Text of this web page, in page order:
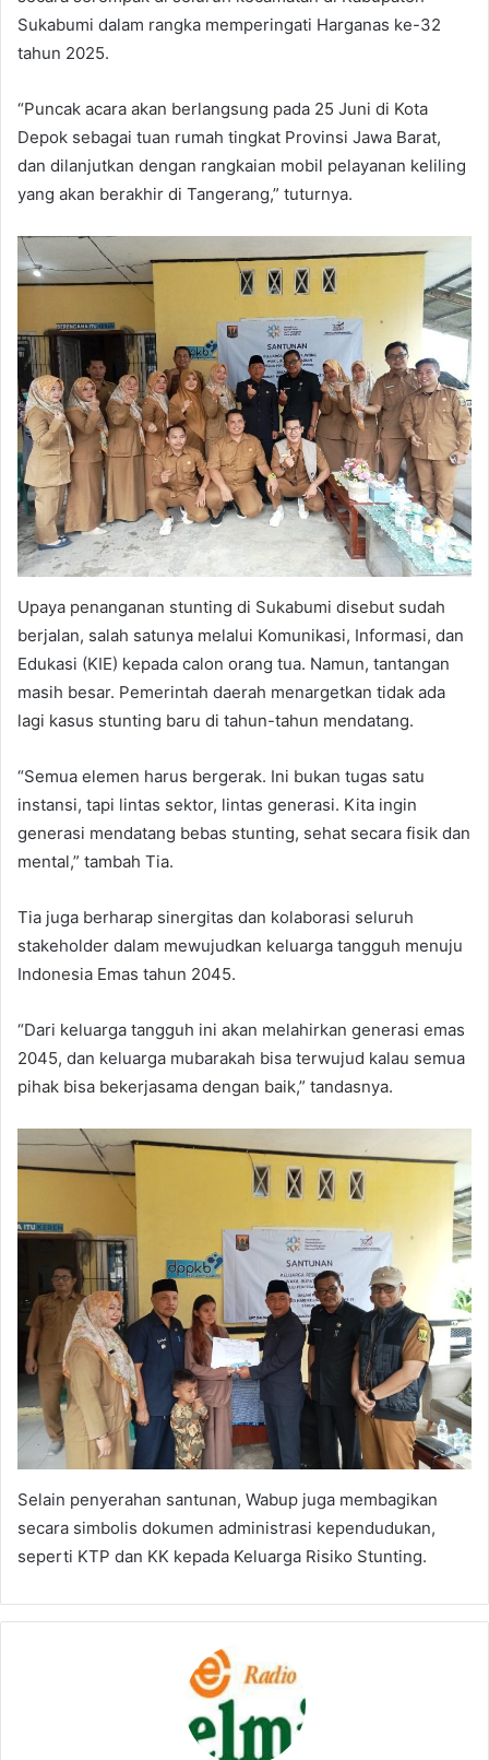
Sukabumi dalam rangka memperingati Harganas ke-32
tahun 2025.
“Puncak acara akan berlangsung pada 25 Juni di Kota
Depok sebagai tuan rumah tingkat Provinsi Jawa Barat,
dan dilanjutkan dengan rangkaian mobil pelayanan keliling
yang akan berakhir di Tangerang,” tuturnya.
Upaya penanganan stunting di Sukabumi disebut sudah
berjalan, salah satunya melalui Komunikasi, Informasi, dan
Edukasi (KIE) kepada calon orang tua. Namun, tantangan
masih besar. Pemerintah daerah menargetkan tidak ada
lagi kasus stunting baru di tahun-tahun mendatang.
“Semua elemen harus bergerak. Ini bukan tugas satu
instansi, tapi lintas sektor, lintas generasi. Kita ingin
generasi mendatang bebas stunting, sehat secara fisik dan
mental,” tambah Tia.
Tia juga berharap sinergitas dan kolaborasi seluruh
stakeholder dalam mewujudkan keluarga tangguh menuju
Indonesia Emas tahun 2045.
“Dari keluarga tangguh ini akan melahirkan generasi emas
2045, dan keluarga mubarakah bisa terwujud kalau semua
pihak bisa bekerjasama dengan baik,” tandasnya.
Selain penyerahan santunan, Wabup juga membagikan
secara simbolis dokumen administrasi kependudukan,
seperti KTP dan KK kepada Keluarga Risiko Stunting.